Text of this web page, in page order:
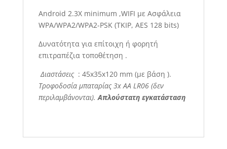
Android 2.3X minimum ,WIFI με Ασφάλεια
WPA/WPA2/WPA2-PSK (TKIP, AES 128 bits)
Δυνατότητα για επίτοιχη ή φορητή
επιτραπέζια τοποθέτηση .
Διαστάσεις : 45x35x120 mm (με βάση ).
Τροφοδοσία μπαταρίας 3x AA LR06 (δεν
περιλαμβάνονται). Απλούστατη εγκατάσταση